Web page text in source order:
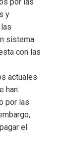
y
sistema
con las
actuales
han
por las
el